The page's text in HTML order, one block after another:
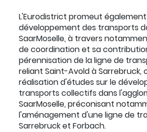
L'Eurodistrict promeut
développement des transports
SaarMoselle, à travers
de coordination et sa
pérennisation de la ligne de
reliant Saint-Avold à Sarrebruck,
réalisation d'études sur le
transports collectifs dans
SaarMoselle, préconisant
l'aménagement d'une ligne de
Sarrebruck et Forbach.